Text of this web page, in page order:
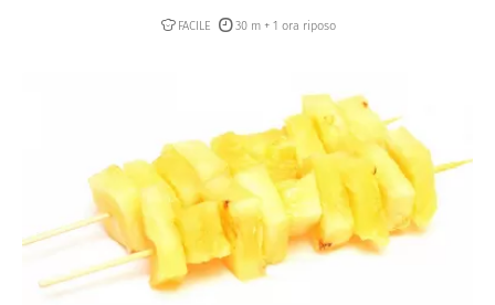
FACILE 30 m + 1 ora riposo